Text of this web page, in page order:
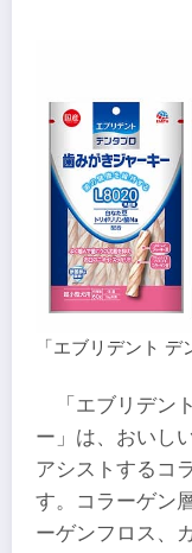
「エブリデント デ
「エブリデン
ー」は、おいし
アシストするコ
す。コラーゲン
ーゲンフロス、